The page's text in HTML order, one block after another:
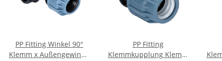
PP Fitting Winkel 90°
Klemm x Außengewinde
PP Fitting
Klemmkupplung Klemm